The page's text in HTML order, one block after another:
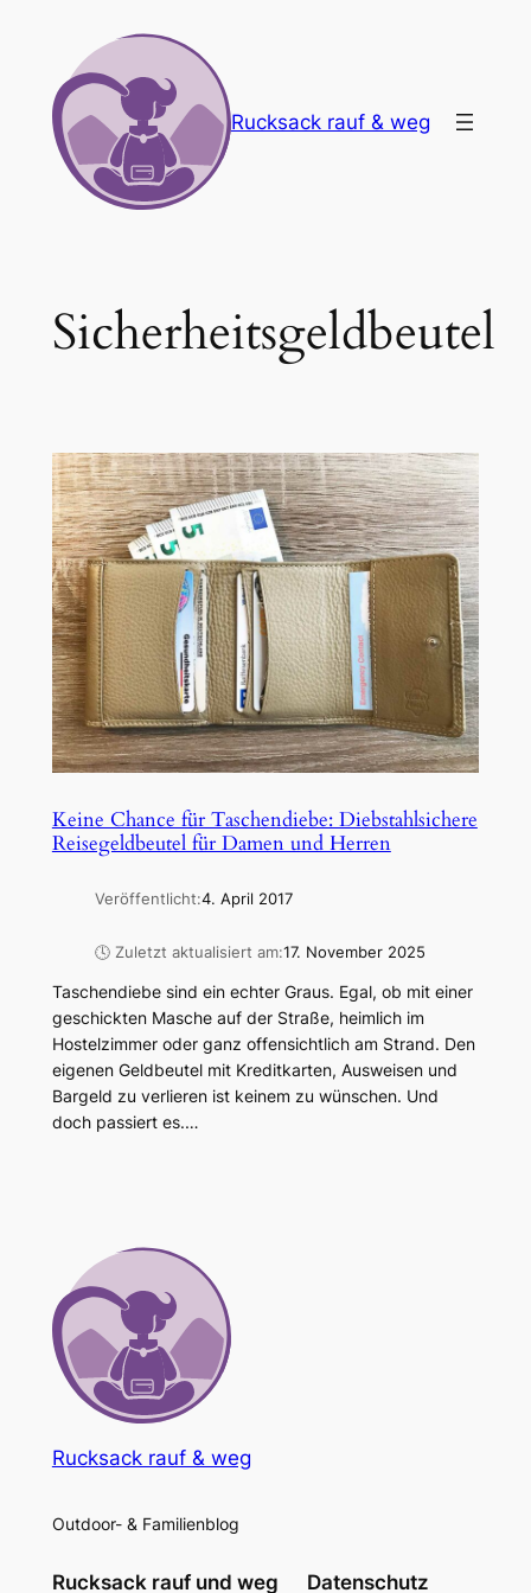
springen
Rucksack rauf & weg
Sicherheitsgeldbeutel
Keine Chance für Taschendiebe: Diebstahlsichere
Reisegeldbeutel für Damen und Herren
Veröffentlicht:4. April 2017
🕓 Zuletzt aktualisiert am:17. November 2025
Taschendiebe sind ein echter Graus. Egal, ob mit einer
geschickten Masche auf der Straße, heimlich im
Hostelzimmer oder ganz offensichtlich am Strand. Den
eigenen Geldbeutel mit Kreditkarten, Ausweisen und
Bargeld zu verlieren ist keinem zu wünschen. Und
doch passiert es.…
Rucksack rauf & weg
Outdoor- & Familienblog
Rucksack rauf und weg Datenschutz